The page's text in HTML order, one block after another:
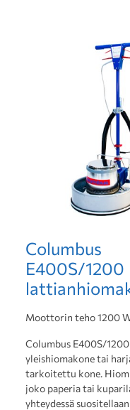
Columbus
E400S/1200
Moottorin teho 1200
Columbus E400S/
yleishiomakone tai
tarkoitettu kone.
joko paperia tai
yhteydessä